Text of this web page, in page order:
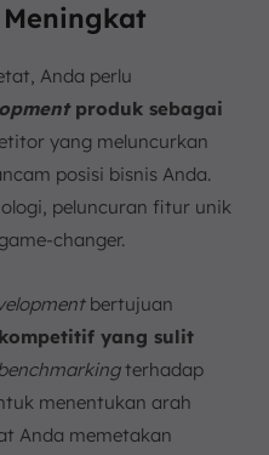
Anda perlu
produk sebagai
yang meluncurkan
posisi bisnis Anda.
peluncuran fitur unik
changer.
bertujuan
yang sulit
terhadap
menentukan arah
Anda memetakan